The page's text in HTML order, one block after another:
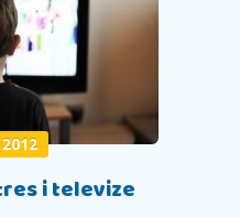
i televize